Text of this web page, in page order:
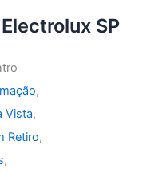
SP
,
Vista,
Retiro,
,